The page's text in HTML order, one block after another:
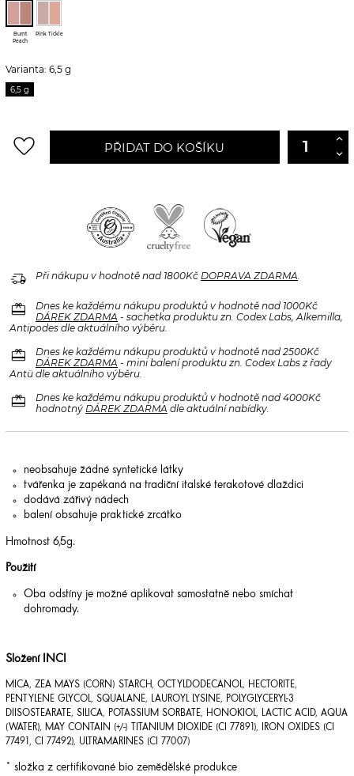
Burnt
Peach
Pink Tickle
Varianta: 6,5 g
6,5 g
favorite_border PŘIDAT DO KOŠÍKU
delivery_truck_speed Při nákupu v hodnotě nad 1800Kč DOPRAVA ZDARMA.
redeem
Dnes ke každému nákupu produktů v hodnotě nad 1000Kč
DÁREK ZDARMA - sachetka produktu zn. Codex Labs, Alkemilla,
Antipodes dle aktuálního výběru.
redeem
Dnes ke každému nákupu produktů v hodnotě nad 2500Kč
DÁREK ZDARMA - mini balení produktu zn. Codex Labs z řady
Antü dle aktuálního výběru.
redeem
Dnes ke každému nákupu produktů v hodnotě nad 4000Kč
hodnotný DÁREK ZDARMA dle aktuální nabídky.
neobsahuje žádné syntetické látky
tvářenka je zapékaná na tradiční italské terakotové dlaždici
dodává zářivý nádech
balení obsahuje praktické zrcátko
Hmotnost 6,5g.
Použití
Oba odstíny je možné aplikovat samostatně nebo smíchat
dohromady.
Složení INCI
MICA, ZEA MAYS (CORN) STARCH, OCTYLDODECANOL, HECTORITE,
PENTYLENE GLYCOL, SQUALANE, LAUROYL LYSINE, POLYGLYCERYL-3
DIISOSTEARATE, SILICA, POTASSIUM SORBATE, HONOKIOL, LACTIC ACID, AQUA
(WATER), MAY CONTAIN (+/-) TITANIUM DIOXIDE (CI 77891), IRON OXIDES (CI
77491, CI 77492), ULTRAMARINES (CI 77007)
* složka z certifikované bio zemědělské produkce